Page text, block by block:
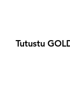
Tutustu